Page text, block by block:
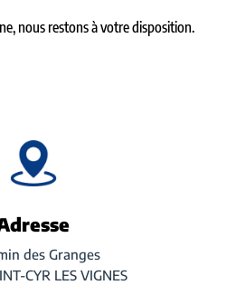
nous restons à votre disposition.
des Granges
CYR LES VIGNES